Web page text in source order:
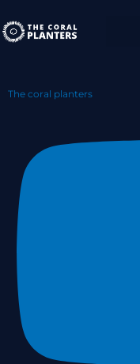
au
contenu
The coral planters